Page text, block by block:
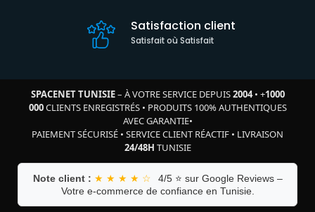
Satisfaction client
Satisfait où Satisfait
SPACENET TUNISIE– À VOTRE SERVICE DEPUIS2004• +1000
000CLIENTS ENREGISTRÉS• PRODUITS 100% AUTHENTIQUES
AVEC GARANTIE•
PAIEMENT SÉCURISÉ • SERVICE CLIENT RÉACTIF • LIVRAISON
24/48H TUNISIE
Note client : ★ ★ ★ ★ ☆
4/5 ⭐ sur Google Reviews –
Votre e-commerce de confiance en Tunisie.